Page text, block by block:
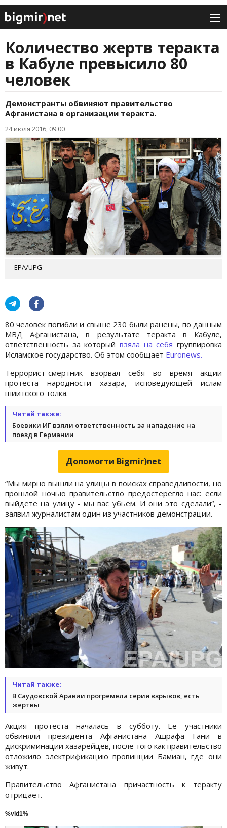
Количество жертв теракта
в Кабуле превысило 80
человек
Демонстранты обвиняют правительство
Афганистана в организации теракта.
24 июля 2016, 09:00
EPA/UPG
80 человек погибли и свыше 230 были ранены, по данным
МВД Афганистана, в результате теракта в Кабуле,
ответственность за который взяла на себя группировка
Исламское государство. Об этом сообщает Euronews.
Террорист-смертник взорвал себя во время акции
протеста народности хазара, исповедующей ислам
шиитского толка.
Читай также:
Боевики ИГ взяли ответственность за нападение на
поезд в Германии
Допомогти Bigmir)net
“Мы мирно вышли на улицы в поисках справедливости, но
прошлой ночью правительство предостерегло нас: если
выйдете на улицу - мы вас убьем. И они это сделали“, -
заявил журналистам один из участников демонстрации.
Читай также:
В Саудовской Аравии прогремела серия взрывов, есть
жертвы
Акция протеста началась в субботу. Ее участники
обвиняли президента Афганистана Ашрафа Гани в
дискриминации хазарейцев, после того как правительство
отложило электрификацию провинции Бамиан, где они
живут.
Правительство Афганистана причастность к теракту
отрицает.
%vid1%